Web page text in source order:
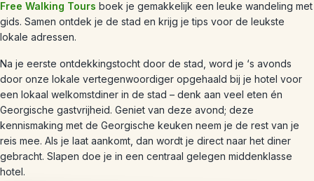
Free Walking Tours boek je gemakkelijk een leuke wandeling met
gids. Samen ontdek je de stad en krijg je tips voor de leukste
lokale adressen.
Na je eerste ontdekkingstocht door de stad, word je ‘s avonds
door onze lokale vertegenwoordiger opgehaald bij je hotel voor
een lokaal welkomstdiner in de stad – denk aan veel eten én
Georgische gastvrijheid. Geniet van deze avond; deze
kennismaking met de Georgische keuken neem je de rest van je
reis mee. Als je laat aankomt, dan wordt je direct naar het diner
gebracht. Slapen doe je in een centraal gelegen middenklasse
hotel.